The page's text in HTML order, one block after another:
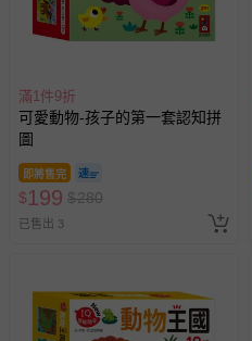
滿1件9折
可愛動物-孩子的第一套認知拼
圖
即將售完
$199 $280
已售出 3